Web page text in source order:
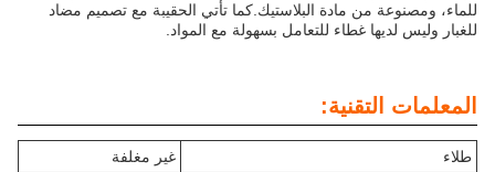
للماء، ومصنوعة من مادة البلاستيك.كما تأتي الحقيبة مع تصميم مضاد
للغبار وليس لديها غطاء للتعامل بسهولة مع المواد.
المعلمات التقنية:
طلاء
غير مغلفة